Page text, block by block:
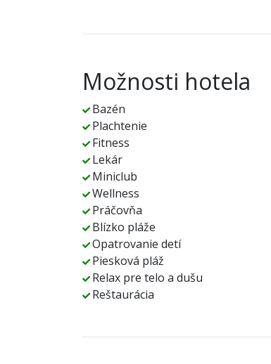
Možnosti hotela
Bazén
Plachtenie
Fitness
Lekár
Miniclub
Wellness
Práčovňa
Blízko pláže
Opatrovanie detí
Piesková pláž
Relax pre telo a dušu
Reštaurácia